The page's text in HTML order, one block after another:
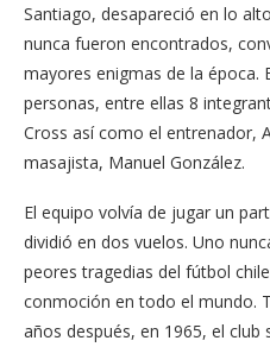
Santiago, desapareció en lo
nunca fueron encontrados,
mayores enigmas de la época.
personas, entre ellas 8
Cross así como el entrenador,
masajista, Manuel González.
El equipo volvía de jugar un
dividió en dos vuelos. Uno
peores tragedias del fútbol
conmoción en todo el mundo.
años después, en 1965, el club